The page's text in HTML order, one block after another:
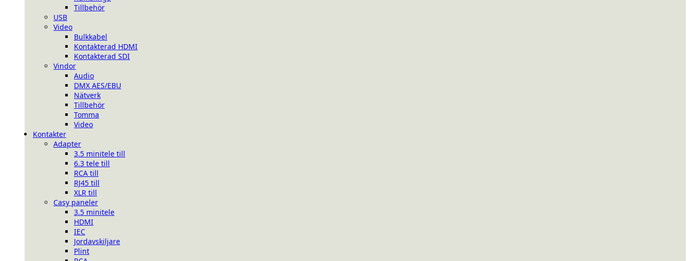
Tillbehör
USB
Video
Bulkkabel
Kontakterad HDMI
Kontakterad SDI
Vindor
Audio
DMX AES/EBU
Nätverk
Tillbehör
Tomma
Video
Kontakter
Adapter
3.5 minitele till
6.3 tele till
RCA till
RJ45 till
XLR till
Casy paneler
3.5 minitele
HDMI
IEC
Jordavskiljare
Plint